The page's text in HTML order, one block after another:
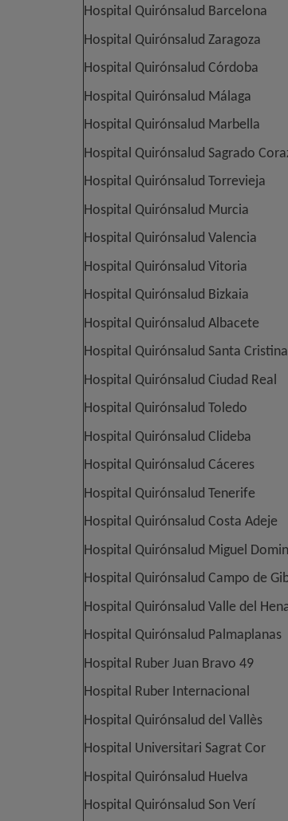
Hospital Quirónsalud Barcelona
Hospital Quirónsalud Zaragoza
Hospital Quirónsalud Córdoba
Hospital Quirónsalud Málaga
Hospital Quirónsalud Marbella
Hospital Quirónsalud Sagrado
Hospital Quirónsalud Torrevieja
Hospital Quirónsalud Murcia
Hospital Quirónsalud Valencia
Hospital Quirónsalud Vitoria
Hospital Quirónsalud Bizkaia
Hospital Quirónsalud Albacete
Hospital Quirónsalud Santa Cristina
Hospital Quirónsalud Ciudad Real
Hospital Quirónsalud Toledo
Hospital Quirónsalud Clideba
Hospital Quirónsalud Cáceres
Hospital Quirónsalud Tenerife
Hospital Quirónsalud Costa Adeje
Hospital Quirónsalud Miguel
Hospital Quirónsalud Campo de
Hospital Quirónsalud Valle del
Hospital Quirónsalud Palmaplanas
Hospital Ruber Juan Bravo 49
Hospital Ruber Internacional
Hospital Quirónsalud del Vallès
Hospital Universitari Sagrat Cor
Hospital Quirónsalud Huelva
Hospital Quirónsalud Son Verí